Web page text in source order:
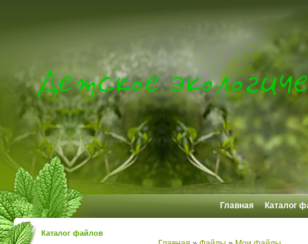
Главная Каталог
Каталог файлов